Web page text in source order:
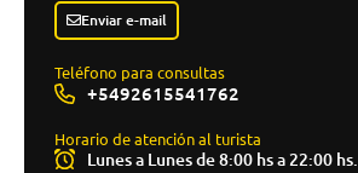
Teléfono para consultas
+5492615541762
Enviar e-mail
Horario de atención al turista
Lunes a Lunes de 8:00 hs a 22:00 hs.